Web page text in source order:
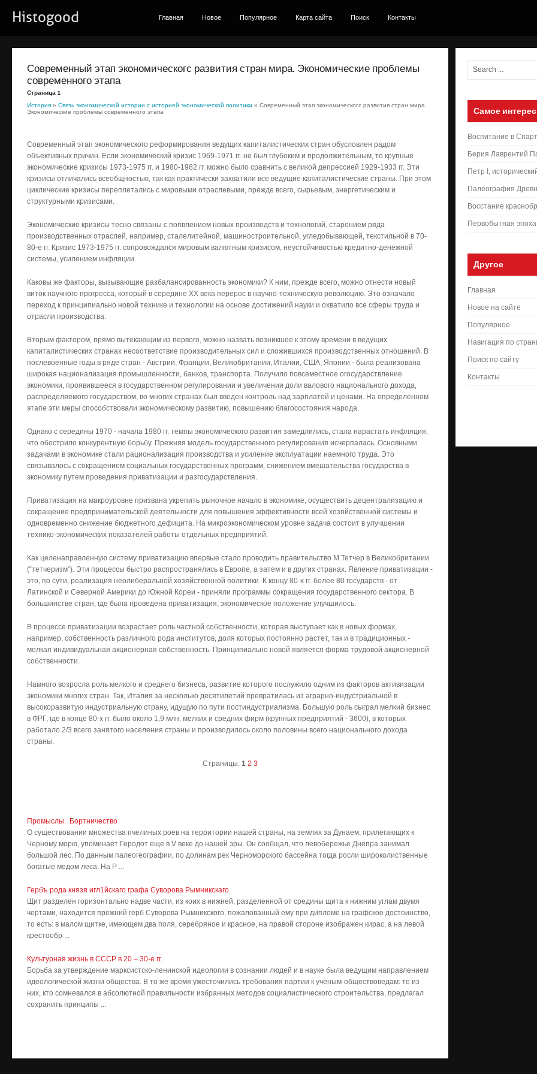
Histogood Главная Новое Популярное Карта сайта Поиск Контакты
Современный этап экономическогс развития стран мира. Экономические проблемы
современного этапа
Страница 1
История » Связь экономической истории с историей экономической политики » Современный этап экономическогс развития стран мира.
Экономические проблемы современного этапа
Современный этап экономического реформирования ведущих капиталистических стран обусловлен радом
объективных причин. Если экономический кризис 1969-1971 гг. не был глубоким и продолжительным, то крупные
экономические кризисы 1973-1975 гг. и 1980-1982 гг. можно было сравнить с великой депрессией 1929-1933 гг. Эти
кризисы отличались всеобщностью, так как практически захватили все ведущие капиталистические страны. При этом
циклические кризисы переплетались с мировыми отраслевыми, прежде всего, сырьевым, энергетическим и
структурными кризисами.
Экономические кризисы тесно связаны с появлением новых производств и технологий, старением ряда
производственных отраслей, например, сталелитейной, машиностроительной, угледобывающей, текстильной в 70-
80-е гг. Кризис 1973-1975 гг. сопровождался мировым валютным кризисом, неустойчивостью кредитно-денежной
системы, усилением инфляции.
Каковы же факторы, вызывающие разбалансированность экономики? К ним, прежде всего, можно отнести новый
виток научного прогресса, который в середине XX века перерос в научно-техническую революцию. Это означало
переход к принципиально новой технике и технологии на основе достижений науки и охватило все сферы труда и
отрасли производства.
Вторым фактором, прямо вытекающим из первого, можно назвать возникшее к этому времени в ведущих
капиталистических странах несоответствие производительных сил и сложившихся производственных отношений. В
послевоенные годы в ряде стран - Австрии, Франции, Великобритании, Италии, США, Японии - была реализована
широкая национализация промышленности, банков, транспорта. Получило повсеместное огосударствление
экономики, проявившееся в государственном регулировании и увеличении доли валового национального дохода,
распределяемого государством, во многих странах был введен контроль над зарплатой и ценами. На определенном
этапе эти меры способствовали экономическому развитию, повышению благосостояния народа.
Однако с середины 1970 - начала 1980 гг. темпы экономического развития замедлились, стала нарастать инфляция,
что обострило конкурентную борьбу. Прежняя модель государственного регулирования исчерпалась. Основными
задачами в экономике стали рационализация производства и усиление эксплуатации наемного труда. Это
связывалось с сокращением социальных государственных программ, снижением вмешательства государства в
экономику путем проведения приватизации и разгосударствления.
Приватизация на макроуровне призвана укрепить рыночное начало в экономике, осуществить децентрализацию и
сокращение предпринимательской деятельности для повышения эффективности всей хозяйственной системы и
одновременно снижение бюджетного дефицита. На микроэкономическом уровне задача состоит в улучшении
технико-экономических показателей работы отдельных предприятий.
Как целенаправленную систему приватизацию впервые стало проводить правительство М.Тетчер в Великобритании
(“тетчеризм”). Эти процессы быстро распространялись в Европе, а затем и в других странах. Явление приватизации -
это, по сути, реализация неолиберальной хозяйственной политики. К концу 80-х гг. более 80 государств - от
Латинской и Северной Америки до Южной Кореи - приняли программы сокращения государственного сектора. В
большинстве стран, где была проведена приватизация, экономическое положение улучшилось.
В процессе приватизации возрастает роль частной собственности, которая выступает как в новых формах,
например, собственность различного рода институтов, доля которых постоянно растет, так и в традиционных -
мелкая индивидуальная акционерная собственность. Принципиально новой является форма трудовой акционерной
собственности.
Намного возросла роль мелкого и среднего бизнеса, развитие которого послужило одним из факторов активизации
экономики многих стран. Так, Италия за несколько десятилетий превратилась из аграрно-индустриальной в
высокоразвитую индустриальную страну, идущую по пути постиндустриализма. Большую роль сыграл мелкий бизнес
в ФРГ, где в конце 80-х гг. было около 1,9 млн. мелких и средних фирм (крупных предприятий - 3600), в которых
работало 2/3 всего занятого населения страны и производилось около половины всего национального дохода
страны.
Страницы: 1 2 3
Промыслы. Бортничество
О существовании множества пчелиных роев на территории нашей страны, на землях за Дунаем, прилегающих к
Черному морю, упоминает Геродот еще в V веке до нашей эры. Он сообщал, что левобережье Днепра занимал
большой лес. По дан­ным палеогеографии, по долинам рек Черноморского бассейна тогда росли широколи­ственные
богатые медом леса. На Р ...
Гербъ рода князя игл1йскаго графа Суворова Рымникскаго
Щит разделен горизонтально надве части, из коих в нижней, разделенной от средины щита к нижним углам двумя
чертами, находится пре­жний герб Суворова Рымникского, пожалованный ему при дипломе на графское достоинство,
то есть: в ма­лом щитке, имеющем два поля, се­ребряное и красное, на правой сто­роне изображен кирас, а на левой
крестообр ...
Культурная жизнь в СССР в 20 – 30-е гг.
Борьба за утверждение марксистско-ленинской идеологии в сознании людей и в науке была ведущим направлением
идеологической жизни общества. В то же время ужесточились требования партии к учёным-обществоведам: те из
них, кто сомневался в абсолютной правильности избранных методов социалистического строительства, предлагал
сохранить принципы ...
Самое
Воспитание в
Берия Лаврентий
Петр I,
Палеография
Восстание
Первобытная
Другое
Главная
Новое на сайте
Популярное
Навигация по
Поиск по сайту
Контакты